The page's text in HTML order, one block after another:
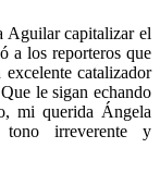
Aguilar capitalizar el
a los reporteros que
catalizador
le sigan echando
mi querida Ángela
tono irreverente y